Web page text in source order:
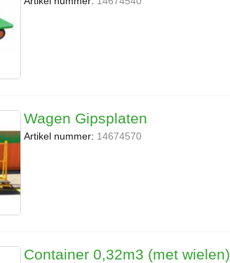
Wagen Gipsplaten
Artikel nummer: 14674570
Container 0,32m3 (met wielen)